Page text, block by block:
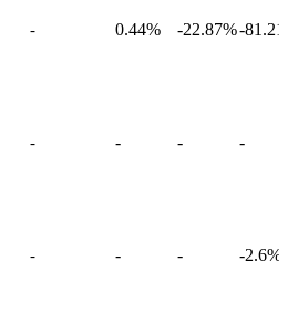
- 0.44% -22.87%-
- - - -
- - - -2.6%